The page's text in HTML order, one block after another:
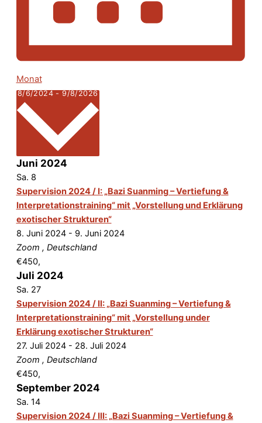
Monat
8/6/2024-9/8/2026Datum
Juni 2024
Sa. 8
Supervision 2024 / I: „Bazi Suanming – Vertiefung &
Interpretationstraining“ mit „Vorstellung und Erklärung
exotischer Strukturen“
8. Juni 2024- 9. Juni 2024
Zoom , Deutschland
€450,
Juli 2024
Sa. 27
Supervision 2024 / II: „Bazi Suanming – Vertiefung &
Interpretationstraining“ mit „Vorstellung under
Erklärung exotischer Strukturen“
27. Juli 2024- 28. Juli 2024
Zoom , Deutschland
€450,
September 2024
Sa. 14
Supervision 2024 / III: „Bazi Suanming – Vertiefung &